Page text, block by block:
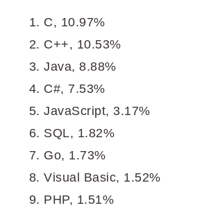
C, 10.97%
C++, 10.53%
Java, 8.88%
C#, 7.53%
JavaScript, 3.17%
SQL, 1.82%
Go, 1.73%
Visual Basic, 1.52%
PHP, 1.51%